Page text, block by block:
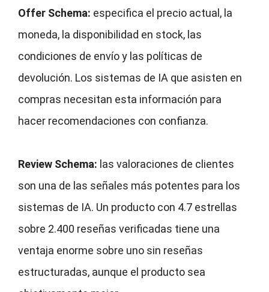
Offer Schema: especifica el precio actual, la
moneda, la disponibilidad en stock, las
condiciones de envío y las políticas de
devolución. Los sistemas de IA que asisten en
compras necesitan esta información para
hacer recomendaciones con confianza.
Review Schema: las valoraciones de clientes
son una de las señales más potentes para los
sistemas de IA. Un producto con 4.7 estrellas
sobre 2.400 reseñas verificadas tiene una
ventaja enorme sobre uno sin reseñas
estructuradas, aunque el producto sea